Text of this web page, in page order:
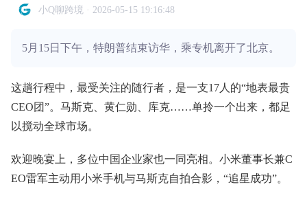
小Q聊跨境 · 2026-05-15 19:16:48
5月15日下午，特朗普结束访华，乘专机离开了北京。
这趟行程中，最受关注的随行者，是一支17人的“地表最贵
CEO团”。马斯克、黄仁勋、库克……单拎一个出来，都足
以搅动全球市场。
欢迎晚宴上，多位中国企业家也一同亮相。小米董事长兼C
EO雷军主动用小米手机与马斯克自拍合影，“追星成功”。